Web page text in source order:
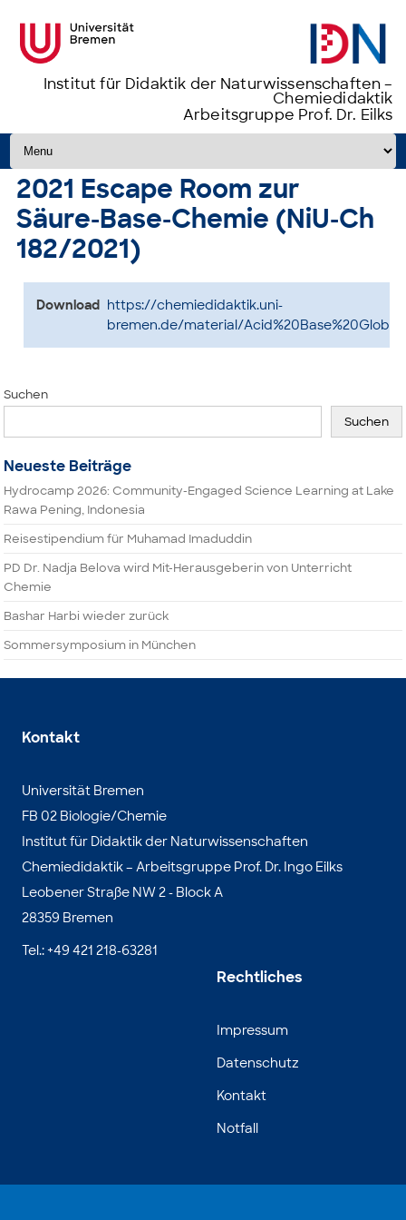
Institut für Didaktik der Naturwissenschaften –
Chemiedidaktik
Arbeitsgruppe Prof. Dr. Eilks
Zum Inhalt springen
2021 Escape Room zur
Säure-Base-Chemie (NiU-Ch
182/2021)
Download https://chemiedidaktik.uni-
bremen.de/material/
Suchen
Suchen
Neueste Beiträge
Hydrocamp 2026: Community-Engaged Science Learning at Lake
Rawa Pening, Indonesia
Reisestipendium für Muhamad Imaduddin
PD Dr. Nadja Belova wird Mit-Herausgeberin von Unterricht
Chemie
Bashar Harbi wieder zurück
Sommersymposium in München
Kontakt
Universität Bremen
FB 02 Biologie/Chemie
Institut für Didaktik der Naturwissenschaften
Chemiedidaktik – Arbeitsgruppe Prof. Dr. Ingo Eilks
Leobener Straße NW 2 - Block A
28359 Bremen
Tel.: +49 421 218-63281
Rechtliches
Impressum
Datenschutz
Kontakt
Notfall